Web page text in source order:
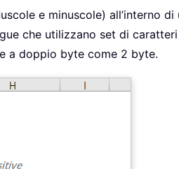
e minuscole) all’interno
che utilizzano set di
a doppio byte come 2 byte.